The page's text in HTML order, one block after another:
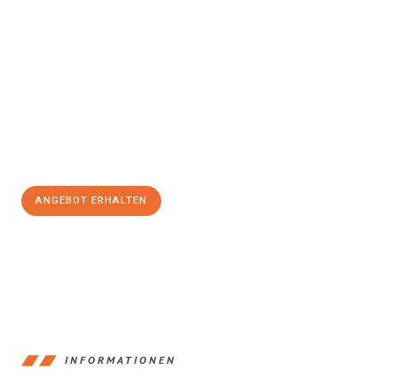
ANGEBOT ERHALTEN
INFORMATIONEN